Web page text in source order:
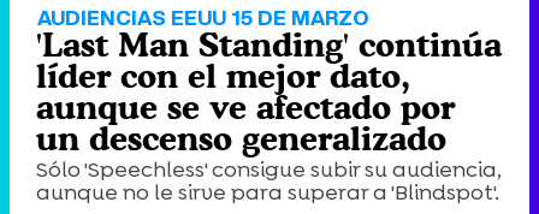
AUDIENCIAS EEUU 15 DE MARZO
'Last Man Standing' continúa
líder con el mejor dato,
aunque se ve afectado por
un descenso generalizado
Sólo 'Speechless' consigue subir su audiencia,
aunque no le sirve para superar a 'Blindspot'.